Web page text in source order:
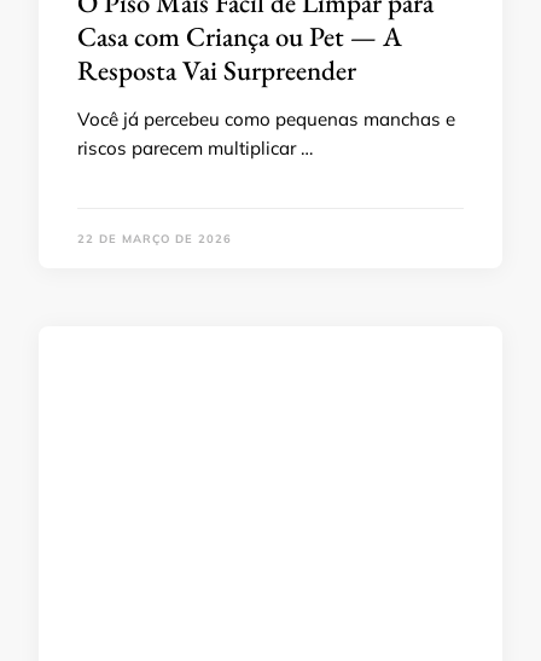
Casa com Criança ou Pet — A
Resposta Vai Surpreender
Você já percebeu como pequenas manchas e
riscos parecem multiplicar …
22 DE MARÇO DE 2026